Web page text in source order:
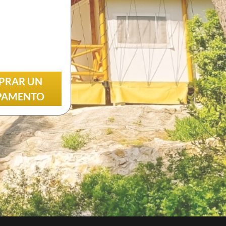
Encuentra los testimonios de nuestros clientes.
REDES SOCIALES
Sigue a GRAVITAO en las redes sociales
ENCONTRAR A MI
INTERLOCUTOR
UN